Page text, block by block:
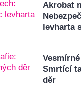
Akrobat
levharta
Smrtící
děr